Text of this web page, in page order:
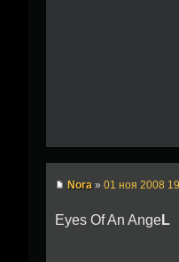
Nora » 01 ноя 2008
Eyes Of An AngeL